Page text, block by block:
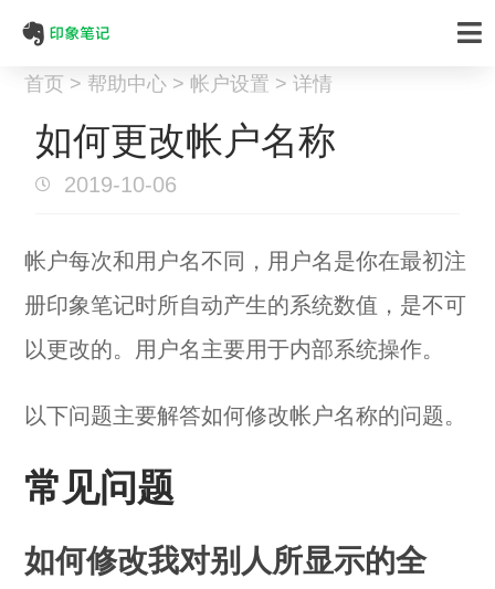
首页 > 帮助中心 > 帐户设置 > 详情
如何更改帐户名称
2019-10-06
帐户每次和用户名不同，用户名是你在最初注
册印象笔记时所自动产生的系统数值，是不可
以更改的。用户名主要用于内部系统操作。
以下问题主要解答如何修改帐户名称的问题。
常见问题
如何修改我对别人所显示的全